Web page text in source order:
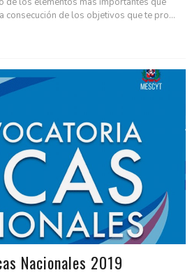
consecución de los objetivos que te pro...
Nacionales 2019